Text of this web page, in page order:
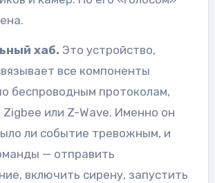
хаб. Это устройство,
все компоненты
беспроводным протоколам,
Zigbee или Z-Wave. Именно он
ли событие тревожным, и
— отправить
включить сирену, запустить